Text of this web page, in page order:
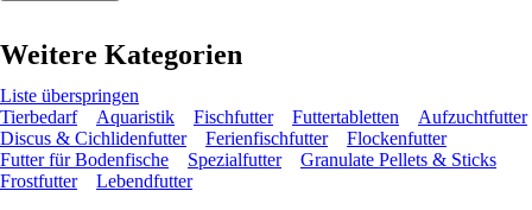
Weitere Kategorien
Liste überspringen
Tierbedarf
Aquaristik Fischfutter Futtertabletten
Aufzuchtfutter
Discus & Cichlidenfutter
Ferienfischfutter
Flockenfutter
Futter für Bodenfische
Spezialfutter
Granulate Pellets & Sticks
Frostfutter
Lebendfutter